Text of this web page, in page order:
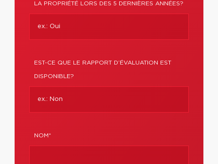
LA PROPRIÉTÉ LORS DES 5 DERNIÈRES ANNÉES?
EST-CE QUE LE RAPPORT D’ÉVALUATION EST
DISPONIBLE?
NOM*